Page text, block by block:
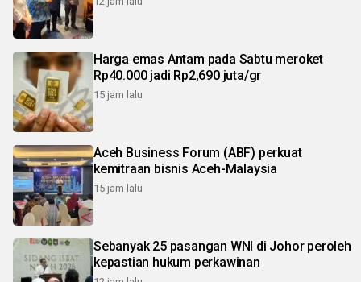
Harga emas Antam pada Sabtu meroket
Rp40.000 jadi Rp2,690 juta/gr
15 jam lalu
Aceh Business Forum (ABF) perkuat
kemitraan bisnis Aceh-Malaysia
15 jam lalu
Sebanyak 25 pasangan WNI di Johor peroleh
kepastian hukum perkawinan